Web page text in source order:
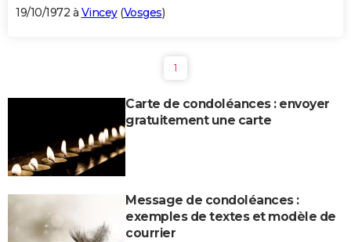
19/10/1972 à Vincey(Vosges)
1
Carte de condoléances : envoyer
gratuitement une carte
Message de condoléances :
exemples de textes et modèle de
courrier